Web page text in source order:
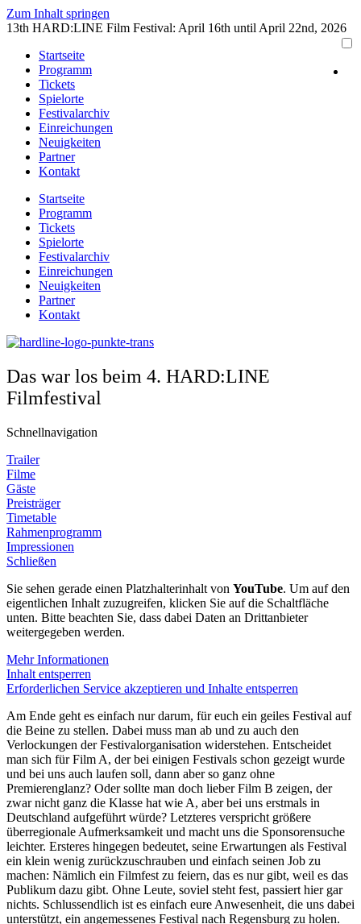
Zum Inhalt springen
13th HARD:LINE Film Festival: April 16th until April 22nd, 2026
Startseite
Programm
Tickets
Spielorte
Festivalarchiv
Einreichungen
Neuigkeiten
Partner
Kontakt
Startseite
Programm
Tickets
Spielorte
Festivalarchiv
Einreichungen
Neuigkeiten
Partner
Kontakt
Das war los beim 4. HARD:LINE
Filmfestival
Schnellnavigation
Trailer
Filme
Gäste
Preisträger
Timetable
Rahmenprogramm
Impressionen
Schließen
Sie sehen gerade einen Platzhalterinhalt von YouTube. Um auf den
eigentlichen Inhalt zuzugreifen, klicken Sie auf die Schaltfläche
unten. Bitte beachten Sie, dass dabei Daten an Drittanbieter
weitergegeben werden.
Mehr Informationen
Inhalt entsperren
Erforderlichen Service akzeptieren und Inhalte entsperren
Am Ende geht es einfach nur darum, für euch ein geiles Festival auf
die Beine zu stellen. Dabei muss man ab und zu auch den
Verlockungen der Festivalorganisation widerstehen. Entscheidet
man sich für Film A, der bei einigen Festivals schon gezeigt wurde
und bei uns auch laufen soll, dann aber so ganz ohne
Premierenglanz? Oder sollte man doch lieber Film B zeigen, der
zwar nicht ganz die Klasse hat wie A, aber bei uns erstmals in
Deutschland aufgeführt würde? Letzteres verspricht größere
überregionale Aufmerksamkeit und macht uns die Sponsorensuche
leichter. Ersteres hingegen bedeutet, seine Erwartungen als Festival
ein klein wenig zurückzuschrauben und einfach seinen Job zu
machen: Nämlich ein Filmfest zu feiern, das es nur gibt, weil es das
Publikum dazu gibt. Ohne Leute, soviel steht fest, passiert hier gar
nichts. Schlussendlich ist es einfach eure Anwesenheit, die uns dabei
unterstützt, ein angemessenes Festival nach Regensburg zu holen.